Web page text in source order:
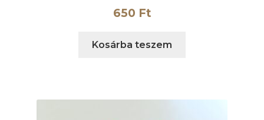
650 Ft
Kosárba teszem